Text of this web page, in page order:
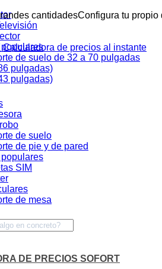
de suelo de 32 a 70 pulgadas
pulgadas)
pulgadas)
de suelo
de pie y de pared
SIM
de mesa
DE PRECIOS SOFORT
cantidadesConfigura tu propio
Calculadora de precios al instante